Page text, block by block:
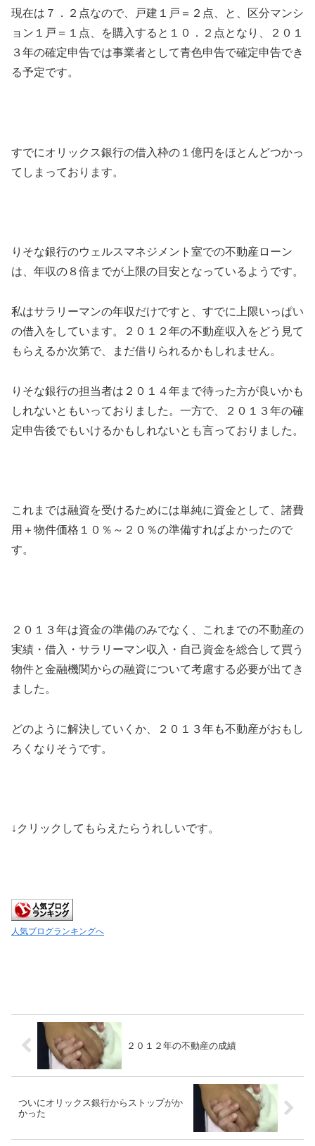
現在は７．２点なので、戸建１戸＝２点、と、区分マンシ
ョン１戸＝１点、を購入すると１０．２点となり、２０１
３年の確定申告では事業者として青色申告で確定申告でき
る予定です。
すでにオリックス銀行の借入枠の１億円をほとんどつかっ
てしまっております。
りそな銀行のウェルスマネジメント室での不動産ローン
は、年収の８倍までが上限の目安となっているようです。
私はサラリーマンの年収だけですと、すでに上限いっぱい
の借入をしています。２０１２年の不動産収入をどう見て
もらえるか次第で、まだ借りられるかもしれません。
りそな銀行の担当者は２０１４年まで待った方が良いかも
しれないともいっておりました。一方で、２０１３年の確
定申告後でもいけるかもしれないとも言っておりました。
これまでは融資を受けるためには単純に資金として、諸費
用＋物件価格１０％～２０％の準備すればよかったので
す。
２０１３年は資金の準備のみでなく、これまでの不動産の
実績・借入・サラリーマン収入・自己資金を総合して買う
物件と金融機関からの融資について考慮する必要が出てき
ました。
どのように解決していくか、２０１３年も不動産がおもし
ろくなりそうです。
↓クリックしてもらえたらうれしいです。
人気ブログランキングへ
２０１２年の不動産の成績
ついにオリックス銀行からストップがか
かった